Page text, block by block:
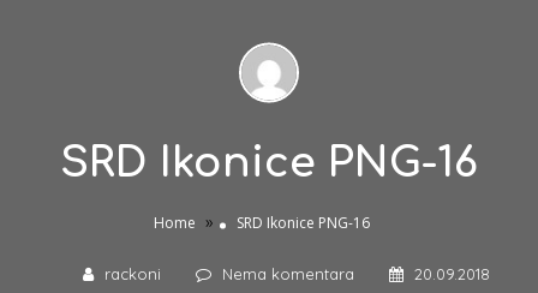
SRD Ikonice PNG-16
Home » SRD Ikonice PNG-16
rackoni Nema komentara 20.09.2018